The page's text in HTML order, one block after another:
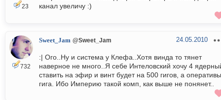
23
канал увеличу :)
732
Sweet_Jam @Sweet_Jam 24.05.2010
:| Ого..Ну и система у Клефа..Хотя винда то тянет
наверное не много..Я себе Интеловский хочу 4
ставить на эфир и винт будет на 500 гигов, а
гига. Ибо Империю такой комп, как выше не понянет..